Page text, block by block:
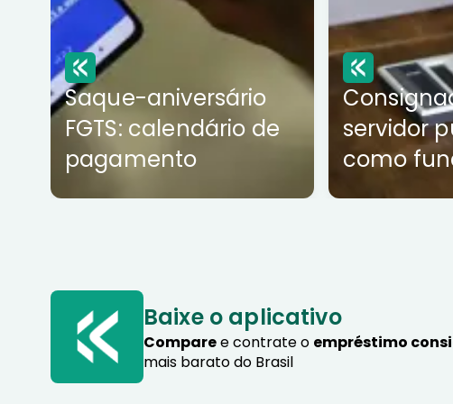
Saque-aniversário
FGTS: calendário de
pagamento
servidor
como
Baixe o aplicativo
Comparee contrate o empréstimo
mais barato do Brasil